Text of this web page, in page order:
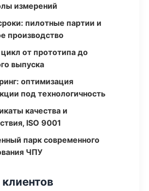
измерений
пилотные партии и
производство
от прототипа до
выпуска
оптимизация
под технологичность
качества и
ISO 9001
парк современного
ЧПУ